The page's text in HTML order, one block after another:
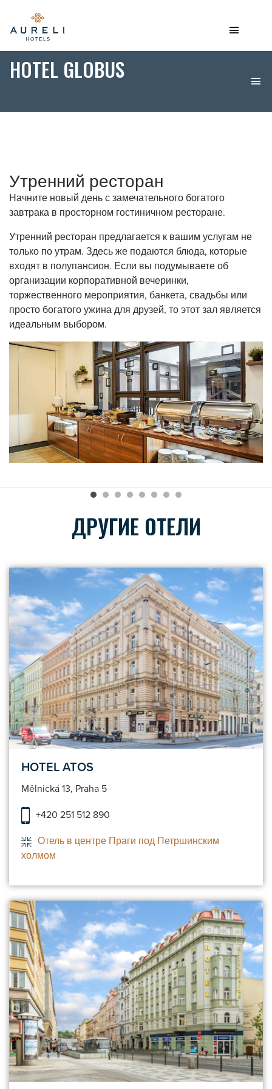
HOTEL GLOBUS
Утренний ресторан
Начните новый день с замечательного богатого
завтрака в просторном гостиничном ресторане.
Утренний ресторан предлагается к вашим услугам не
только по утрам. Здесь же подаются блюда, которые
входят в полупансион. Если вы подумываете об
организации корпоративной вечеринки,
торжественного мероприятия, банкета, свадьбы или
просто богатого ужина для друзей, то этот зал является
идеальным выбором.
ДРУГИЕ ОТЕЛИ
HOTEL ATOS
Mělnická 13, Praha 5
+420 251 512 890
Отель в центре Праги под Петршинским
холмом